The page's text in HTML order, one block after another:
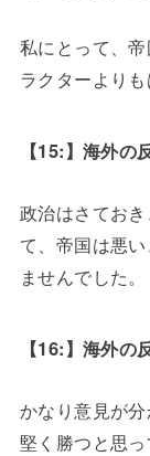
私にとって、
ラクターよりも
【15:】海外の
政治はさてお
て、帝国は悪
ませんでした。
【16:】海外の
かなり意見が
堅く勝つと思